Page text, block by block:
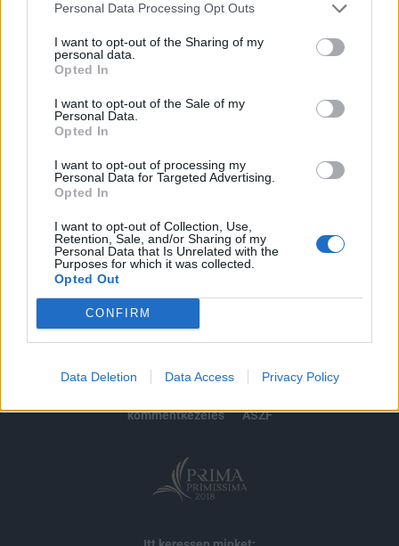
Personal Data Processing Opt Outs
I want to opt-out of the Sharing of my
personal data.
Opted In
I want to opt-out of the Sale of my
Personal Data.
Opted In
I want to opt-out of processing my
Personal Data for Targeted Advertising.
Opted In
I want to opt-out of Collection, Use,
Retention, Sale, and/or Sharing of my
Personal Data that Is Unrelated with the
Purposes for which it was collected.
Opted Out
CONFIRM
Data Deletion Data Access Privacy Policy
Az előfizetés a következőket tartalmazza:
Portfolio.hu teljes cikkarchívum
Kötéslisták: BÉT elmúlt 2 év napon belüli
kötéslistái
MÁR ELŐFIZETŐNK VAGY? BEJELENTKEZÉS
© 2026 Portfolio
szerzői jogok médiaajánlat
karrier
kommentkezelés
ÁSZF